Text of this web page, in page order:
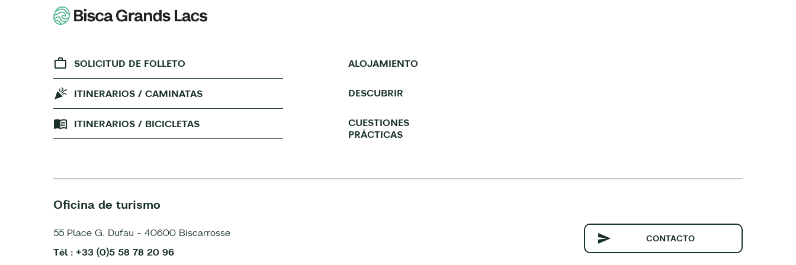
SOLICITUD DE FOLLETO
ITINERARIOS / CAMINATAS
ITINERARIOS / BICICLETAS
ALOJAMIENTO
DESCUBRIR
CUESTIONES
PRÁCTICAS
Oficina de turismo
55 Place G. Dufau - 40600 Biscarrosse
Tél : +33 (0)5 58 78 20 96
CONTACTO